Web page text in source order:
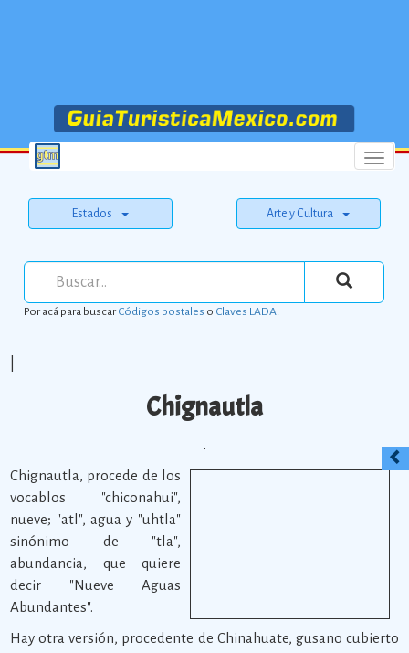
Menu
Estados Arte y Cultura
Por acá para buscarCódigos postales o Claves LADA.
Chignautla
Chignautla, procede de los
vocablos "chiconahui",
nueve; "atl", agua y "uhtla"
sinónimo de "tla",
abundancia, que quiere
decir "Nueve Aguas
Abundantes".
Hay otra versión, procedente de Chinahuate, gusano cubierto